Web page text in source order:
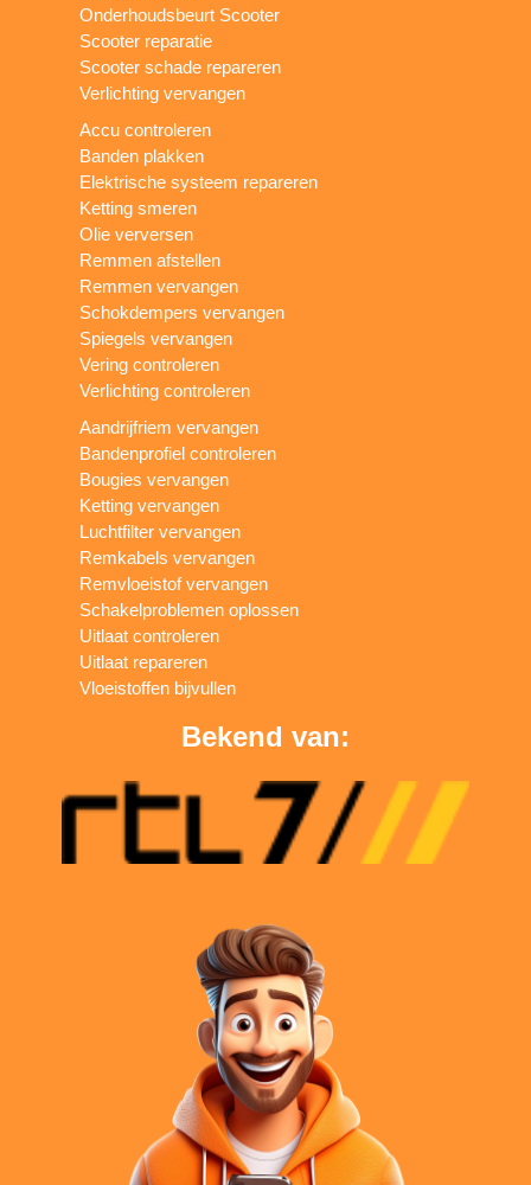
Onderhoudsbeurt Scooter
Scooter reparatie
Scooter schade repareren
Verlichting vervangen
Accu controleren
Banden plakken
Elektrische systeem repareren
Ketting smeren
Olie verversen
Remmen afstellen
Remmen vervangen
Schokdempers vervangen
Spiegels vervangen
Vering controleren
Verlichting controleren
Aandrijfriem vervangen
Bandenprofiel controleren
Bougies vervangen
Ketting vervangen
Luchtfilter vervangen
Remkabels vervangen
Remvloeistof vervangen
Schakelproblemen oplossen
Uitlaat controleren
Uitlaat repareren
Vloeistoffen bijvullen
Bekend van: